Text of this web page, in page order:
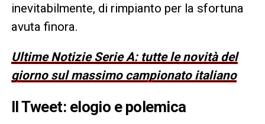
inevitabilmente, di rimpianto per la sfortuna
avuta finora.
Ultime Notizie Serie A: tutte le novità del
giorno sul massimo campionato italiano
Il Tweet: elogio e polemica